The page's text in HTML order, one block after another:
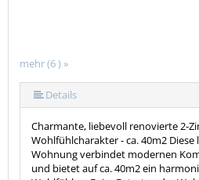
mehr (6 ) »
mehr (6 ) »
mehr (6 ) »
Details
Charmante, liebevoll renovierte 2-
Wohlfühlcharakter - ca. 40m2
Wohnung verbindet modernen
und bietet auf ca. 40m2 ein